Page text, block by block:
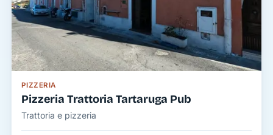
PIZZERIA
Pizzeria Trattoria Tartaruga Pub
Trattoria e pizzeria